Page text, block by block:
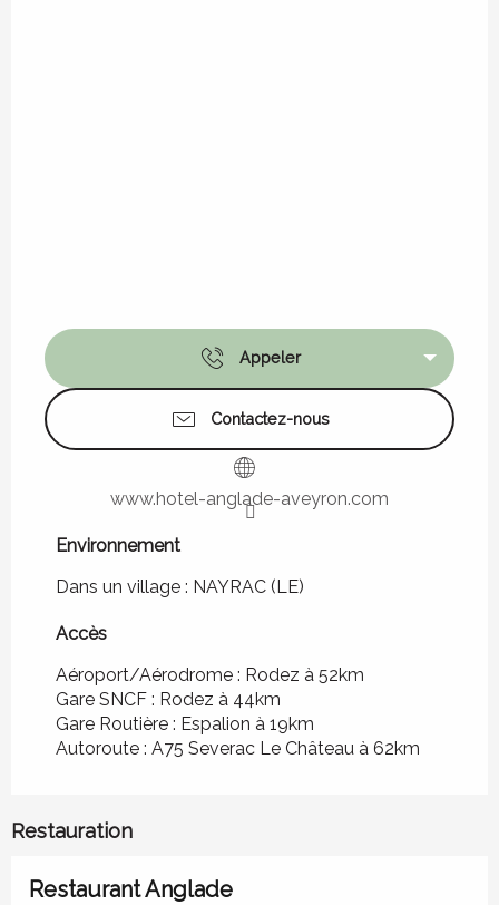
Appeler
Contactez-nous
www.hotel-anglade-aveyron.com
Environnement
Environnement
Dans un village : NAYRAC (LE)
Accès
Accès
Aéroport/Aérodrome : Rodez à 52km
Gare SNCF : Rodez à 44km
Gare Routière : Espalion à 19km
Autoroute : A75 Severac Le Château à 62km
Restauration
Restaurant Anglade